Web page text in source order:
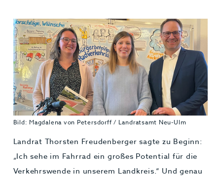
Bild: Magdalena von Petersdorff / Landratsamt Neu-Ulm
Landrat Thorsten Freudenberger sagte zu Beginn:
„Ich sehe im Fahrrad ein großes Potential für die
Verkehrswende in unserem Landkreis.“ Und genau